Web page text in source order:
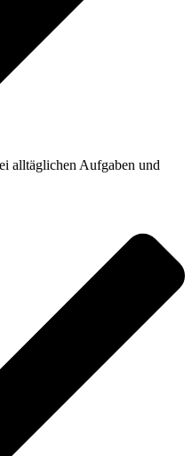
alltäglichen Aufgaben und